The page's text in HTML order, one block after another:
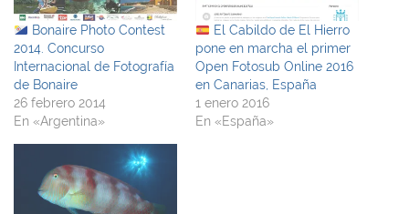
Bonaire Photo Contest
2014. Concurso
Internacional de Fotografía
de Bonaire
26 febrero 2014
En «Argentina»
El Cabildo de El Hierro
pone en marcha el primer
Open Fotosub Online 2016
en Canarias, España
1 enero 2016
En «España»